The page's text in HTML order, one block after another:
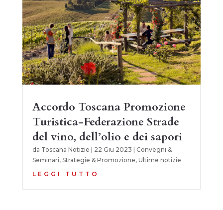
Accordo Toscana Promozione
Turistica-Federazione Strade
del vino, dell’olio e dei sapori
da Toscana Notizie 22 Giu 2023
Convegni &
Seminari, Strategie & Promozione, Ultime notizie
LEGGI TUTTO